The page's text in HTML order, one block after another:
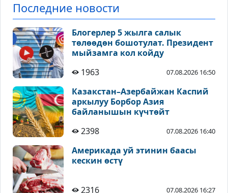
Последние новости
Блогерлер 5 жылга салык
төлөөдөн бошотулат. Президент
мыйзамга кол койду
1963
07.08.2026 16:50
Казакстан–Азербайжан Каспий
аркылуу Борбор Азия
байланышын күчтөйт
2398
07.08.2026 16:40
Америкада уй этинин баасы
кескин өстү
2316 07.08.2026 16:27